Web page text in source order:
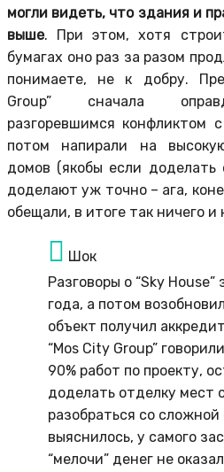
могли видеть, что здания и
выше. При этом, хотя
бумагах оно раз за разом
понимаете, не к добру.
Group” сначала
разгоревшимся конфликтом
потом напирали на
домов (якобы если доделать
доделают уж точно – ага,
обещали, в итоге так ничего и
Шок
Разговоры о “Sky
года, а потом
объект получил
“Mos City Group”
90% работ по проекту,
доделать отделку мест
разобраться со
выяснилось, у самого
“мелочи” денег не